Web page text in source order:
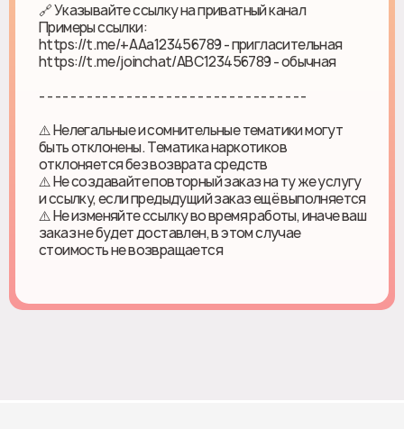
🔗 Указывайте ссылку на приватный канал
Примеры ссылки:
https://t.me/+AAa123456789 - пригласительная
https://t.me/joinchat/ABC123456789 - обычная
- - - - - - - - - - - - - - - - - - - - - - - - - - - - - - - - - -
⚠️ Нелегальные и сомнительные тематики могут
быть отклонены. Тематика наркотиков
отклоняется без возврата средств
⚠️ Не создавайте повторный заказ на ту же услугу
и ссылку, если предыдущий заказ ещё выполняется
⚠️ Не изменяйте ссылку во время работы, иначе ваш
заказ не будет доставлен, в этом случае
стоимость не возвращается